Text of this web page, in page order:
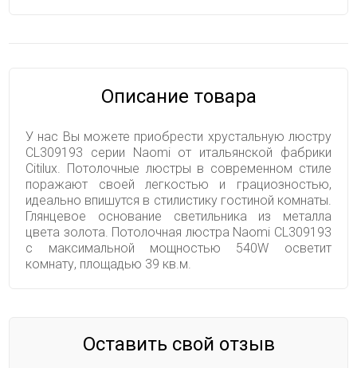
Описание товара
У нас Вы можете приобрести хрустальную люстру
CL309193 серии Naomi от итальянской фабрики
Citilux. Потолочные люстры в современном стиле
поражают своей легкостью и грациозностью,
идеально впишутся в стилистику гостиной комнаты.
Глянцевое основание светильника из металла
цвета золота. Потолочная люстра Naomi CL309193
с максимальной мощностью 540W осветит
комнату, площадью 39 кв.м.
Оставить свой отзыв